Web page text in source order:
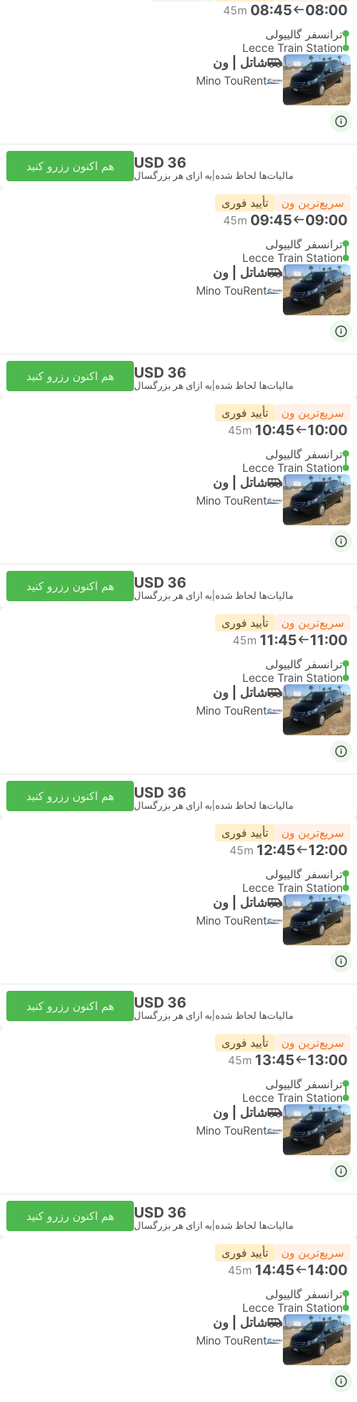
08:00
08:45
45m
ترانسفر گالیپولی
Lecce Train Station
شاتل | ون
Mino TouRent
USD 36
مالیات‌ها لحاظ شده به ازای هر بزرگسال
هم اکنون رزرو کنید
سریع‌ترین ون تأیید فوری
09:00
09:45
45m
ترانسفر گالیپولی
Lecce Train Station
شاتل | ون
Mino TouRent
USD 36
مالیات‌ها لحاظ شده به ازای هر بزرگسال
هم اکنون رزرو کنید
سریع‌ترین ون تأیید فوری
10:00
10:45
45m
ترانسفر گالیپولی
Lecce Train Station
شاتل | ون
Mino TouRent
USD 36
مالیات‌ها لحاظ شده به ازای هر بزرگسال
هم اکنون رزرو کنید
سریع‌ترین ون تأیید فوری
11:00
11:45
45m
ترانسفر گالیپولی
Lecce Train Station
شاتل | ون
Mino TouRent
USD 36
مالیات‌ها لحاظ شده به ازای هر بزرگسال
هم اکنون رزرو کنید
سریع‌ترین ون تأیید فوری
12:00
12:45
45m
ترانسفر گالیپولی
Lecce Train Station
شاتل | ون
Mino TouRent
USD 36
مالیات‌ها لحاظ شده به ازای هر بزرگسال
هم اکنون رزرو کنید
سریع‌ترین ون تأیید فوری
13:00
13:45
45m
ترانسفر گالیپولی
Lecce Train Station
شاتل | ون
Mino TouRent
USD 36
مالیات‌ها لحاظ شده به ازای هر بزرگسال
هم اکنون رزرو کنید
سریع‌ترین ون تأیید فوری
14:00
14:45
45m
ترانسفر گالیپولی
Lecce Train Station
شاتل | ون
Mino TouRent